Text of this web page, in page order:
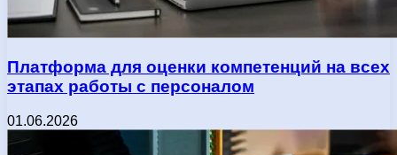
Платформа для оценки компетенций на всех
этапах работы с персоналом
01.06.2026